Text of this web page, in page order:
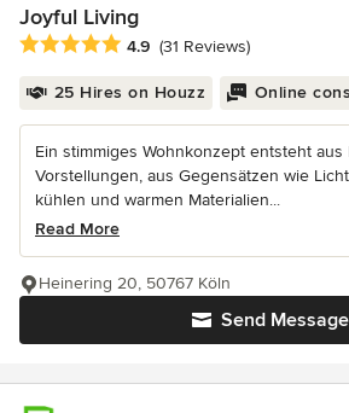
Joyful Living
Average rating: 4.9 out of 5 stars
4.9 (31 Reviews)
25 Hires on Houzz Online
Ein stimmiges Wohnkonzept entsteht
Vorstellungen, aus Gegensätzen wie
kühlen und warmen Materialien...
Read More
Send Message
Heinering 20, 50767 Köln